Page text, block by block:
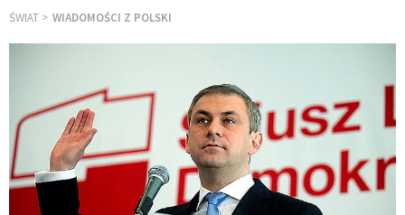
ŚWIAT WIADOMOŚCI Z POLSKI